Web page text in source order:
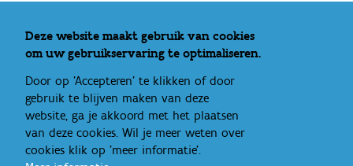
Deze website maakt gebruik van cookies
om uw gebruikservaring te optimaliseren.
Door op 'Accepteren' te klikken of door
gebruik te blijven maken van deze
website, ga je akkoord met het plaatsen
van deze cookies. Wil je meer weten over
cookies klik op 'meer informatie'.